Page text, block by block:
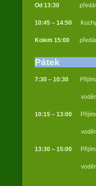
Od 13:30předávání
10:45 – 14:50
Kolem 15:00předání
Pátek
7:30 – 10:30Přijímání
2.
vodění na
10:15 – 13:00
4.
vodění na
13:30 – 15:00
6.
vodění na